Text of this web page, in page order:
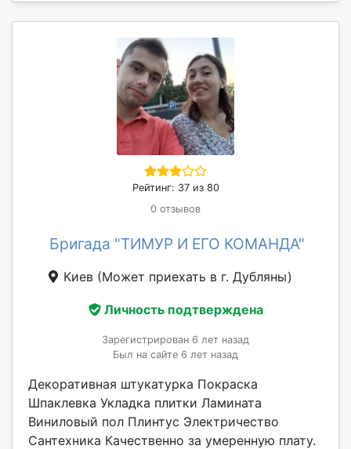
Рейтинг: 37 из 80
0 отзывов
Бригада "ТИМУР И ЕГО КОМАНДА"
Киев (Может приехать в г. Дубляны)
Личность подтверждена
Зарегистрирован 6 лет назад
Был на сайте 6 лет назад
Декоративная штукатурка Покраска
Шпаклевка Укладка плитки Ламината
Виниловый пол Плинтус Электричество
Сантехника Качественно за умеренную плату.